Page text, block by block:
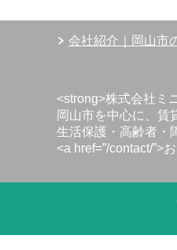
会社紹介｜岡山市
<strong>株式会社ミ
岡山市を中心に、賃
生活保護・高齢者・
<a href=”/contact/”>